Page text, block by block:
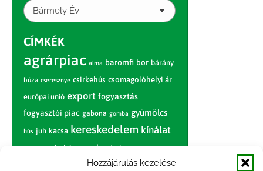
Hozzájárulás kezelése
Bármely Év
CÍMKÉK
agrárpiac alma baromfi bor bárány
búza cseresznye csirkehús csomagolóhelyi ár
európai unió export fogyasztás
fogyasztói piac gabona gomba gyümölcs
hús juh kacsa kereskedelem kínálat
körte marhahús nagybani piac narancs
nemzetközi árinformációk